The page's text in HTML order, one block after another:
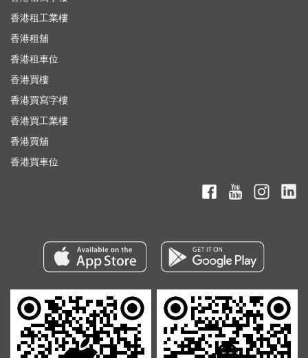
香港租工業樓
香港租舖
香港租車位
香港買樓
香港買寫字樓
香港買工業樓
香港買舖
香港買車位